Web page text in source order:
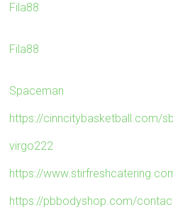
Fila88
Fila88
Spaceman
https://cinncitybasketball.com/
virgo222
https://
https://pbbodyshop.com/